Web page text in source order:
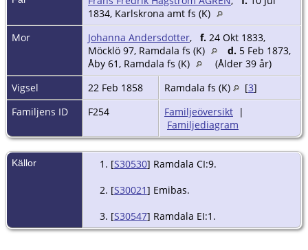
1834, Karlskrona amt fs (K)
Mor
Johanna Andersdotter, f. 24 Okt 1833,
Möcklö 97, Ramdala fs (K)
d. 5 Feb 1873,
Åby 61, Ramdala fs (K)
(Ålder 39 år)
Vigsel
22 Feb 1858 Ramdala fs (K) [3]
Familjens ID
F254 Familjeöversikt |
Familjediagram
Källor [S30530] Ramdala CI:9.
[S30021] Emibas.
[S30547] Ramdala EI:1.